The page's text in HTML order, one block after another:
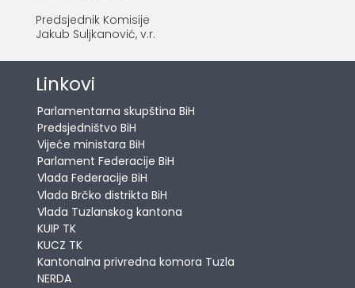
Predsjednik Komisije
Jakub Suljkanović, v.r.
Linkovi
Parlamentarna skupština BiH
Predsjedništvo BiH
Vijeće ministara BiH
Parlament Federacije BiH
Vlada Federacije BiH
Vlada Brčko distrikta BiH
Vlada Tuzlanskog kantona
KUIP TK
KUCZ TK
Kantonalna privredna komora Tuzla
NERDA